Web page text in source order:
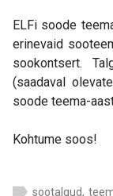
ELFi soode
erinevaid
sookontsert.
(saadaval
soode teema-
Kohtume soos!
sootalgud,